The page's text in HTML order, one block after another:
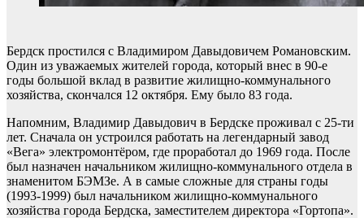
Бердск простился с Владимиром Давыдовичем Романовским.
Один из уважаемых жителей города, который внес в 90-е
годы большой вклад в развитие жилищно-коммунального
хозяйства, скончался 12 октября. Ему было 83 года.
Напомним, Владимир Давыдович в Бердске проживал с 25-ти
лет. Сначала он устроился работать на легендарный завод
«Вега» электромонтёром, где проработал до 1969 года. После
был назначен начальником жилищно-коммунального отдела в
знаменитом БЭМЗе. А в самые сложные для страны годы
(1993-1999) был начальником жилищно-коммунального
хозяйства города Бердска, заместителем директора «Гортопа».